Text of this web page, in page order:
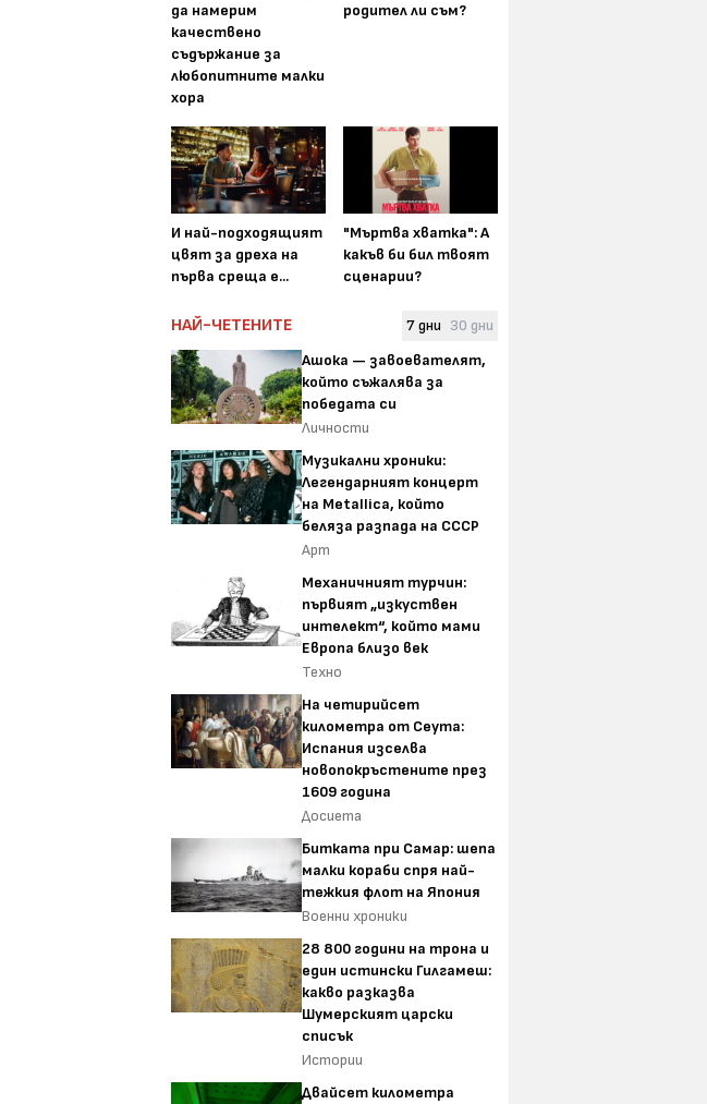
да намерим
качествено
съдържание за
любопитните малки
хора
родител ли съм?
И най-подходящият
цвят за дреха на
първа среща е...
"Мъртва хватка": А
какъв би бил твоят
сценарии?
НАЙ-ЧЕТЕНИТЕ 7 дни 30 дни
Ашока — завоевателят,
който съжалява за
победата си
Личности
Музикални хроники:
Легендарният концерт
на Metallica, който
беляза разпада на СССР
Арт
Механичният турчин:
първият „изкуствен
интелект“, който мами
Европа близо век
Техно
На четирийсет
километра от Сеута:
Испания изселва
новопокръстените през
1609 година
Досиета
Битката при Самар: шепа
малки кораби спря най-
тежкия флот на Япония
Военни хроники
28 800 години на трона и
един истински Гилгамеш:
какво разказва
Шумерският царски
списък
Истории
Двайсет километра